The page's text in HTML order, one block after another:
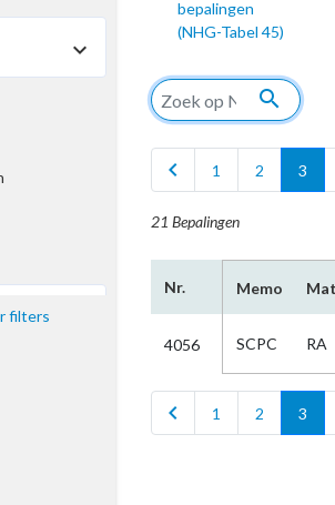
filters
bepalingen
(NHG-Tabel 45)
search
chevron_left 1 2 3
21 Bepalingen
Nr. Memo
4056 SCPC RA
chevron_left 1 2 3